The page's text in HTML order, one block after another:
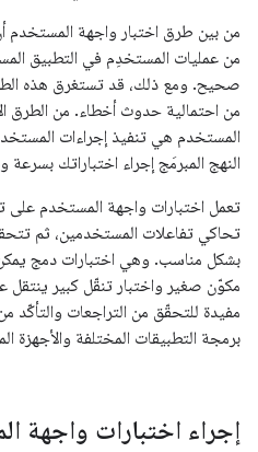
من بين طرق اختبار واجهة المستخدم
من عمليات المستخدِم في التطبيق
صحيح. ومع ذلك، قد تستغرق هذه
من احتمالية حدوث أخطاء. من الطرق
المستخدم هي تنفيذ إجراءات
النهج المبرمَج إجراء اختباراتك بسرعة
تعمل اختبارات واجهة المستخدم
تحاكي تفاعلات المستخدمين، ثم
بشكل مناسب. وهي اختبارات دمج
مكوّن صغير واختبار تنقّل كبير
مفيدة للتحقّق من التراجعات والتأكّد
برمجة التطبيقات المختلفة والأجهزة
إجراء اختبارات واجهة